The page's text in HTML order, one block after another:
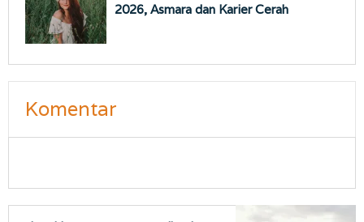
2026, Asmara dan Karier Cerah
Komentar